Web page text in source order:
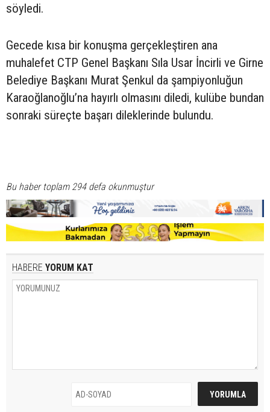
söyledi.
Gecede kısa bir konuşma gerçekleştiren ana
muhalefet CTP Genel Başkanı Sıla Usar İncirli ve Girne
Belediye Başkanı Murat Şenkul da şampiyonluğun
Karaoğlanoğlu’na hayırlı olmasını diledi, kulübe bundan
sonraki süreçte başarı dileklerinde bulundu.
Bu haber toplam 294 defa okunmuştur
HABERE YORUM KAT